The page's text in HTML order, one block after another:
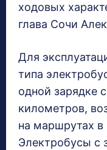
ходовых
глава Сочи
Для
типа
одной зарядке
километров,
на маршрутах в
Электробусы с